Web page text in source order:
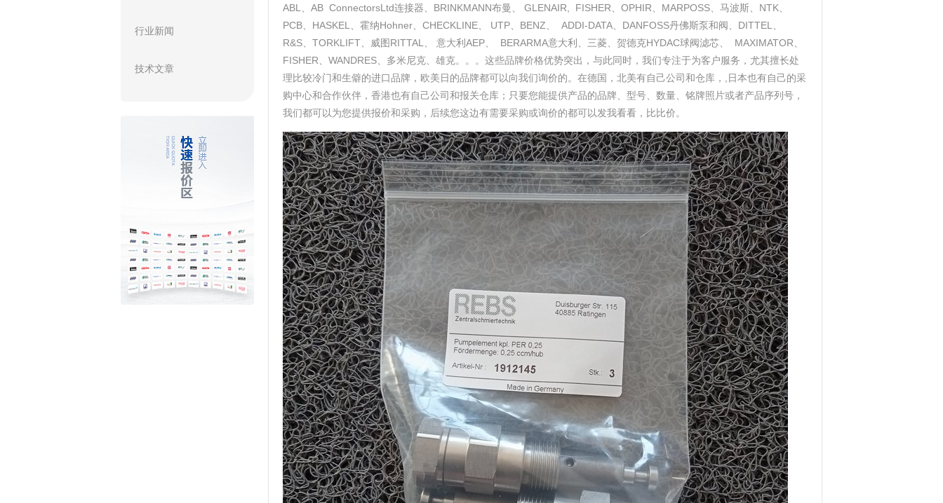
行业新闻
技术文章
ABL、AB ConnectorsLtd连接器、BRINKMANN布曼、 GLENAIR, FISHER、OPHIR、MARPOSS、马波斯、NTK、
PCB、HASKEL、霍纳Hohner、CHECKLINE、 UTP、BENZ、 ADDI-DATA、DANFOSS丹佛斯泵和阀、DITTEL、
R&S、TORKLIFT、威图RITTAL、 意大利AEP、 BERARMA意大利、三菱、贺德克HYDAC球阀滤芯、 MAXIMATOR、
FISHER、WANDRES、多米尼克、雄克。。。这些品牌价格优势突出，与此同时，我们专注于为客户服务，尤其擅长处
理比较冷门和生僻的进口品牌，欧美日的品牌都可以向我们询价的。在德国，北美有自己公司和仓库，,日本也有自己的采
购中心和合作伙伴，香港也有自己公司和报关仓库；只要您能提供产品的品牌、型号、数量、铭牌照片或者产品序列号，
我们都可以为您提供报价和采购，后续您这边有需要采购或询价的都可以发我看看，比比价。